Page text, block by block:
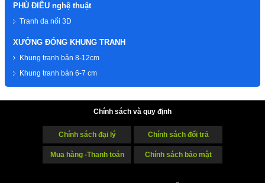
PHÙ ĐIÊU nghệ thuật
Tranh da nổi 3D
XƯỞNG ĐÓNG KHUNG TRANH
Khung tranh bản 8-12cm
Khung tranh bản 6-7 cm
Chính sách và quy định
Chính sách đại lý Chính sách đổi trả
Mua hàng -Thanh toán Chính sách bảo mật